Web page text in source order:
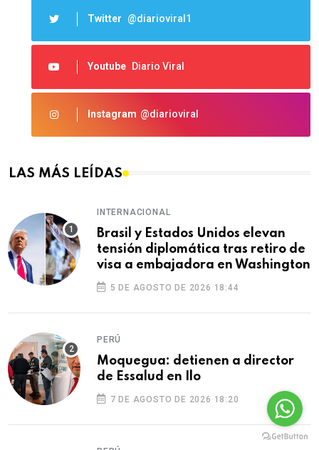
Twitter @diarioviral1
Youtube Diario Viral
Instagram @diarioviral
LAS MÁS LEÍDAS
INTERNACIONAL
Brasil y Estados Unidos elevan
tensión diplomática tras retiro de
visa a embajadora en Washington
5 DE AGOSTO DE 2026 18:44
PERÚ
Moquegua: detienen a director
de Essalud en Ilo
7 DE AGOSTO DE 2026 18:20